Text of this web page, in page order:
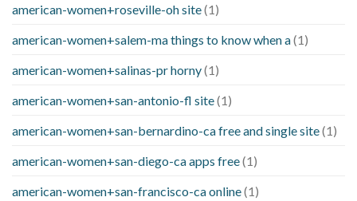
american-women+roseville-oh site(1)
american-women+salem-ma things to know when a(1)
american-women+salinas-pr horny(1)
american-women+san-antonio-fl site(1)
american-women+san-bernardino-ca free and single site(1)
american-women+san-diego-ca apps free(1)
american-women+san-francisco-ca online(1)